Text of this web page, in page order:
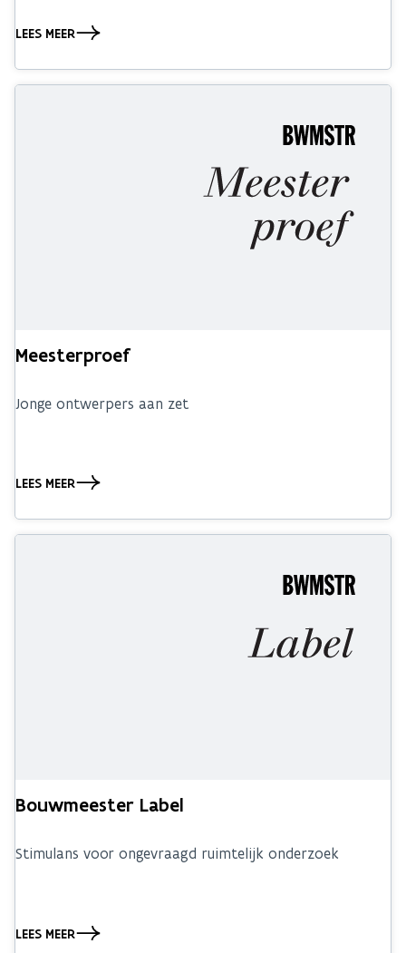
LEES MEER
Meesterproef
Jonge ontwerpers aan zet
LEES MEER
Bouwmeester Label
Stimulans voor ongevraagd ruimtelijk onderzoek
LEES MEER